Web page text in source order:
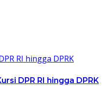
DPR RI hingga DPRK